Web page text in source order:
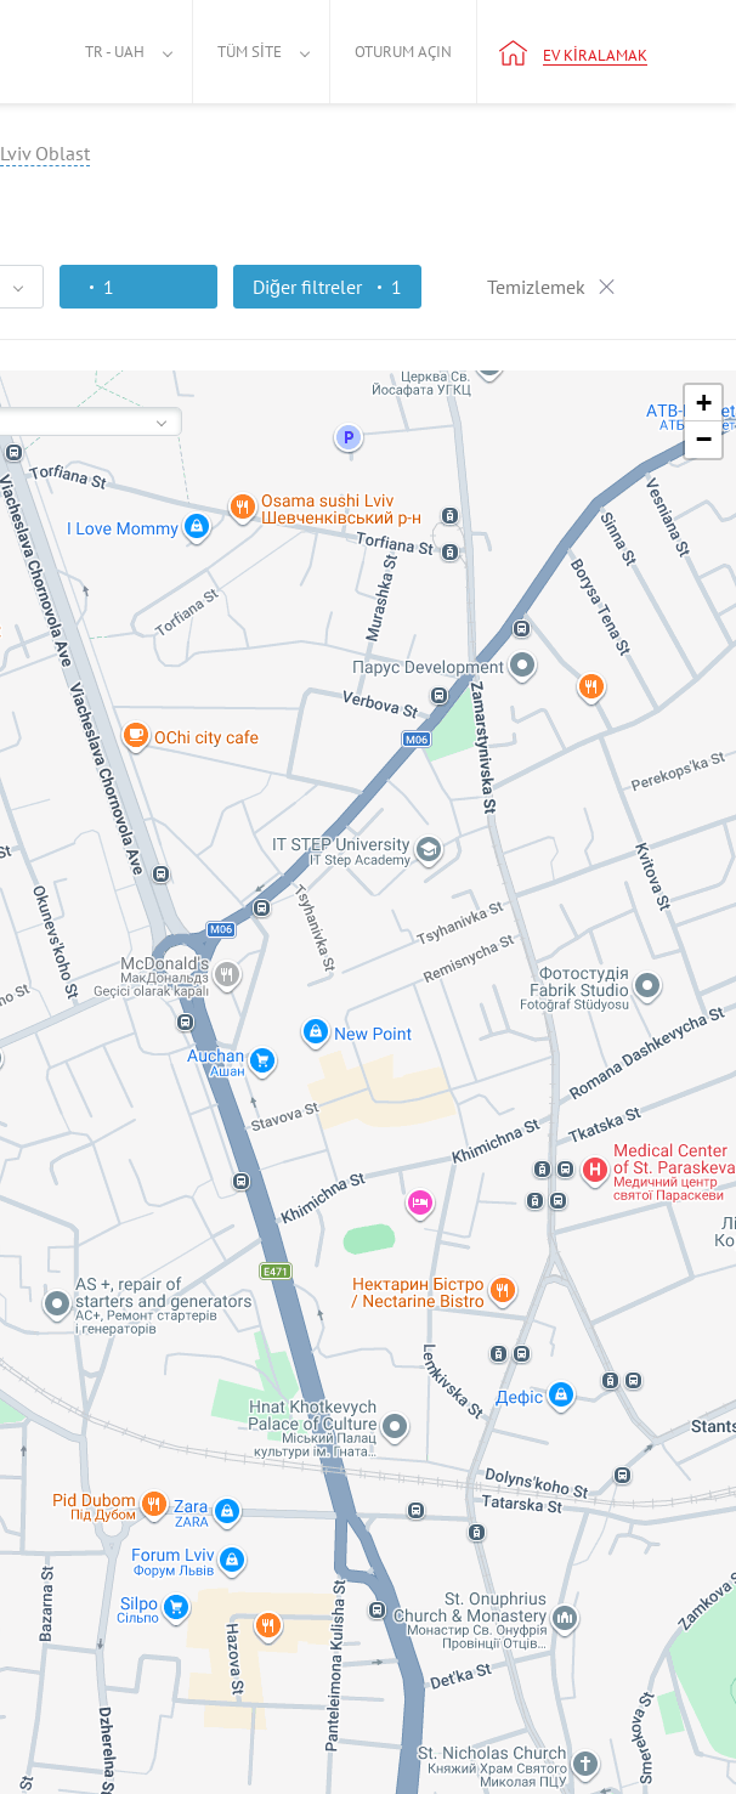
TR - UAH TÜM SITE OTURUM AÇIN EV KIRALAMAK
Lviv Oblast
1 Diğer filtreler 1 Temizlemek
+
−